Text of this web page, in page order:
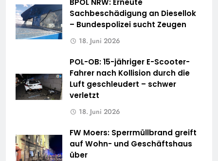
BPOL NRW: Erneute
Sachbeschädigung an Diesellok
– Bundespolizei sucht Zeugen
18. Juni 2026
POL-OB: 15-jähriger E-Scooter-
Fahrer nach Kollision durch die
Luft geschleudert – schwer
verletzt
18. Juni 2026
FW Moers: Sperrmüllbrand greift
auf Wohn- und Geschäftshaus
über